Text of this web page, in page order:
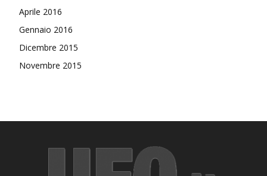
Aprile 2016
Gennaio 2016
Dicembre 2015
Novembre 2015